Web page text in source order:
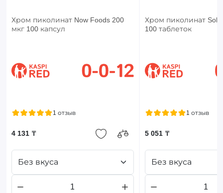
Хром пиколинат Now Foods 200
мкг 100 капсул
1 отзыв
4 131 ₸
Без вкуса
Хром пиколинат
100 таблеток
1 отзыв
5 051 ₸
Без вкуса